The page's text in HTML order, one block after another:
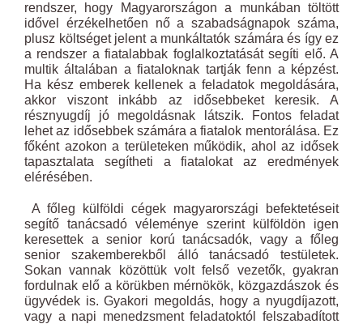
rendszer, hogy Magyarországon a munkában töltött
idővel érzékelhetően nő a szabadságnapok száma,
plusz költséget jelent a munkáltatók számára és így ez
a rendszer a fiatalabbak foglalkoztatását segíti elő. A
multik általában a fiataloknak tartják fenn a képzést.
Ha kész emberek kellenek a feladatok megoldására,
akkor viszont inkább az idősebbeket keresik. A
résznyugdíj jó megoldásnak látszik. Fontos feladat
lehet az idősebbek számára a fiatalok mentorálása. Ez
főként azokon a területeken működik, ahol az idősek
tapasztalata segítheti a fiatalokat az eredmények
elérésében.
A főleg külföldi cégek magyarországi befektetéseit
segítő tanácsadó véleménye szerint külföldön igen
keresettek a senior korú tanácsadók, vagy a főleg
senior szakemberekből álló tanácsadó testületek.
Sokan vannak közöttük volt felső vezetők, gyakran
fordulnak elő a körükben mérnökök, közgazdászok és
ügyvédek is. Gyakori megoldás, hogy a nyugdíjazott,
vagy a napi menedzsment feladatoktól felszabadított